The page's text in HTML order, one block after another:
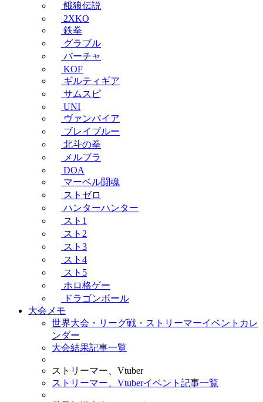
餓狼伝説
2XKO
鉄拳
グラブル
バーチャ
KOF
ギルティギア
サムスピ
UNI
ヴァンパイア
ブレイブルー
北斗の拳
メルブラ
DOA
マーベル闘魂
ストゼロ
ハンターハンター
スト1
スト2
スト3
スト4
スト5
ホロ格ゲー
ドラゴンボール
大会メモ
世界大会・リーグ戦・ストリーマーイベントカレ
ンダー
大会結果記事一覧
ストリーマー、Vtuber
ストリーマー、Vtuberイベント記事一覧